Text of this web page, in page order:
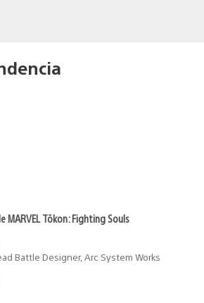
MARVEL Tōkon: Fighting Souls
Battle Designer, Arc System Works